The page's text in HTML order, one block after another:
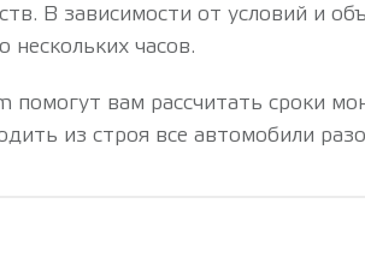
В зависимости от условий и
часов.
вам рассчитать сроки
из строя все автомобили